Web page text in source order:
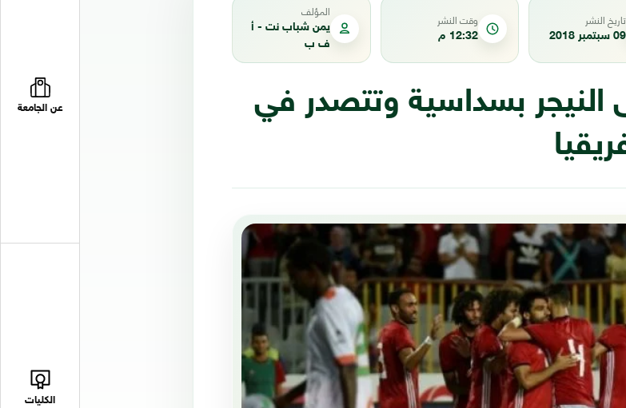
عن الجامعة
الكليات
تاريخ النشر
09 سبتمبر 2018
وقت النشر
12:32 م
المؤلف
يمن شباب نت - أ
ف ب
بسداسية وتتصدر في